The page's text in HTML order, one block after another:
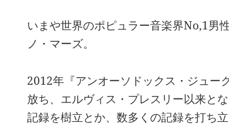
いまや世界のポピュラー音楽界No,1男
ノ・マーズ。
2012年『アンオーソドックス・ジュー
放ち、エルヴィス・プレスリー以来と
記録を樹立とか、数多くの記録を打ち